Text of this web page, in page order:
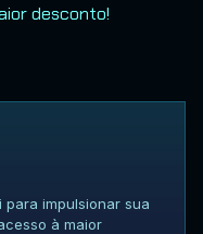
desconto!
para impulsionar sua
à maior